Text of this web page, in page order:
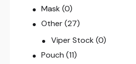
Mask (0)
Other (27)
Viper Stock (0)
Pouch (11)